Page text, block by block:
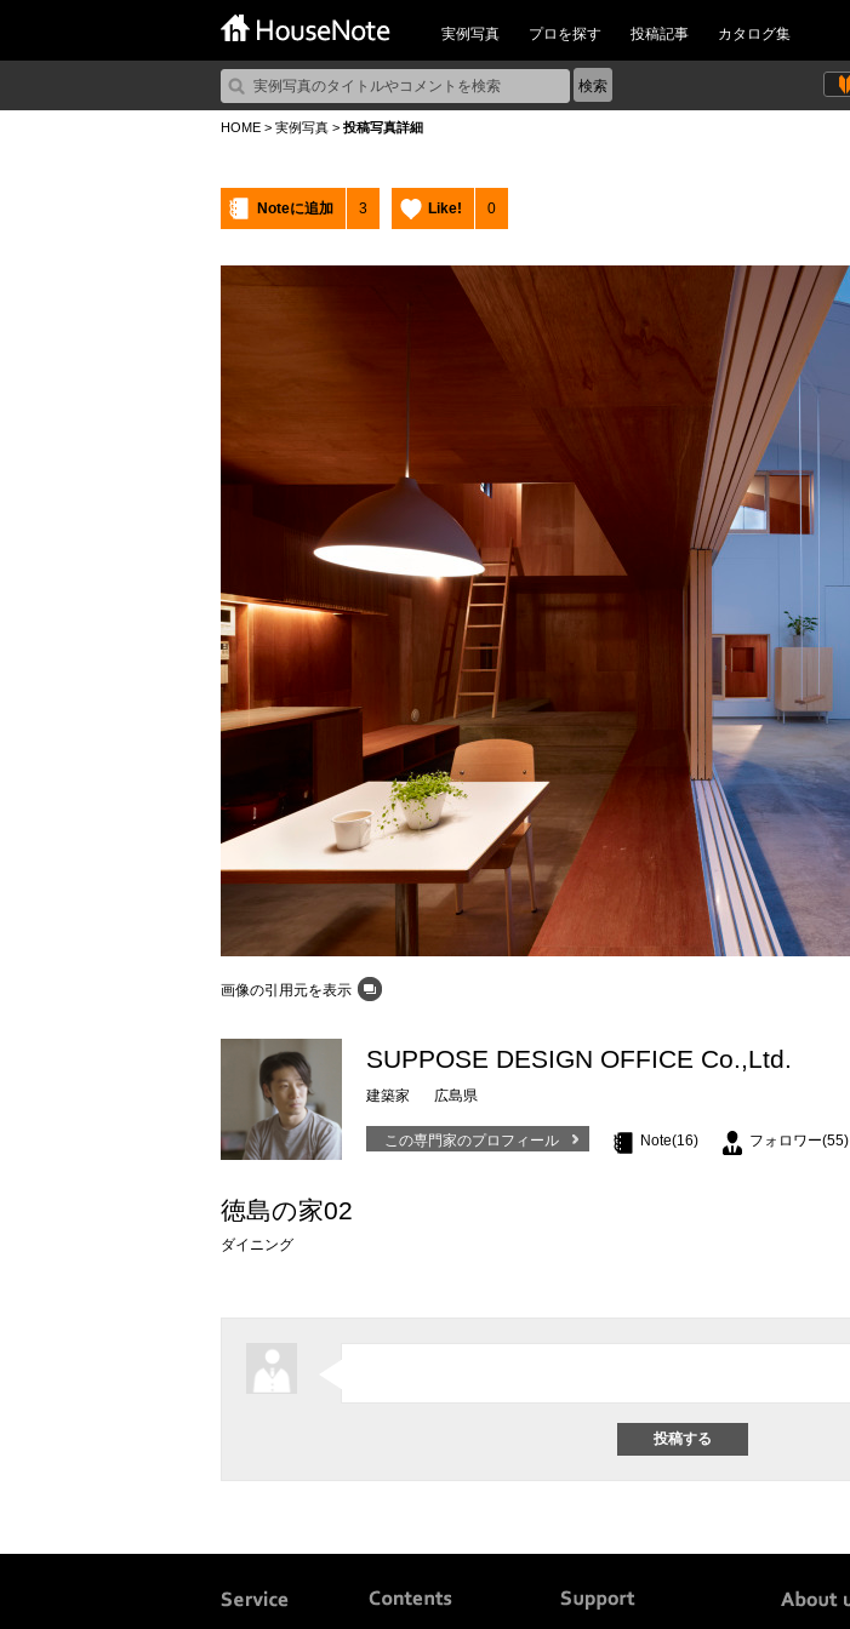
実例写真 プロを探す 投稿記事 カタログ集
HOME > 実例写真 > 投稿写真詳細
Noteに追加 3 Like! 0
画像の引用元を表示
SUPPOSE DESIGN OFFICE Co.,Ltd.
建築家 広島県
この専門家のプロフィール Note(16) フォロワー(55)
徳島の家02
ダイニング